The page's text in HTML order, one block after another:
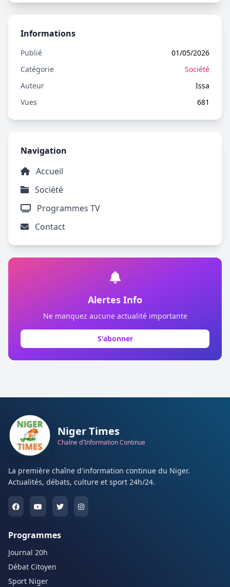
Informations
Publié
01/05/2026
Catégorie
Société
Auteur
Issa
Vues
681
Navigation
Accueil
Société
Programmes TV
Contact
Alertes Info
Ne manquez aucune actualité importante
S'abonner
Niger Times
Chaîne d'Information Continue
La première chaîne d'information continue du Niger.
Actualités, débats, culture et sport 24h/24.
Programmes
Journal 20h
Débat Citoyen
Sport Niger